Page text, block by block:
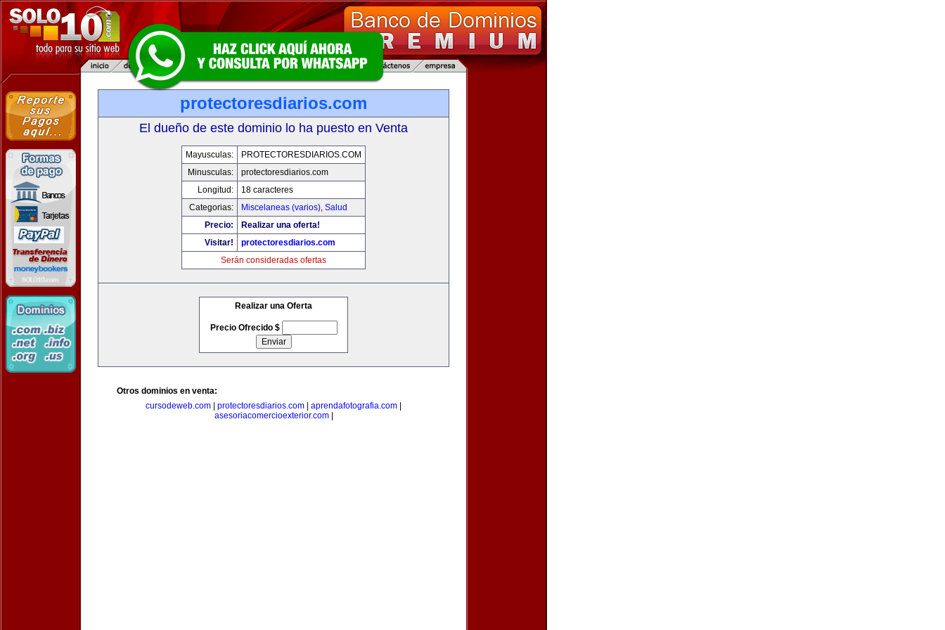
protectoresdiarios.com
El dueño de este dominio lo ha puesto en Venta
Mayusculas:
PROTECTORESDIARIOS.COM
Minusculas:
protectoresdiarios.com
Longitud:
18 caracteres
Categorias:
Miscelaneas (varios), Salud
Precio:
Realizar una oferta!
Visitar!
protectoresdiarios.com
Serán consideradas ofertas
Realizar una Oferta
Precio Ofrecido $
Otros dominios en venta:
cursodeweb.com
protectoresdiarios.com aprendafotografia.com
asesoriacomercioexterior.com|